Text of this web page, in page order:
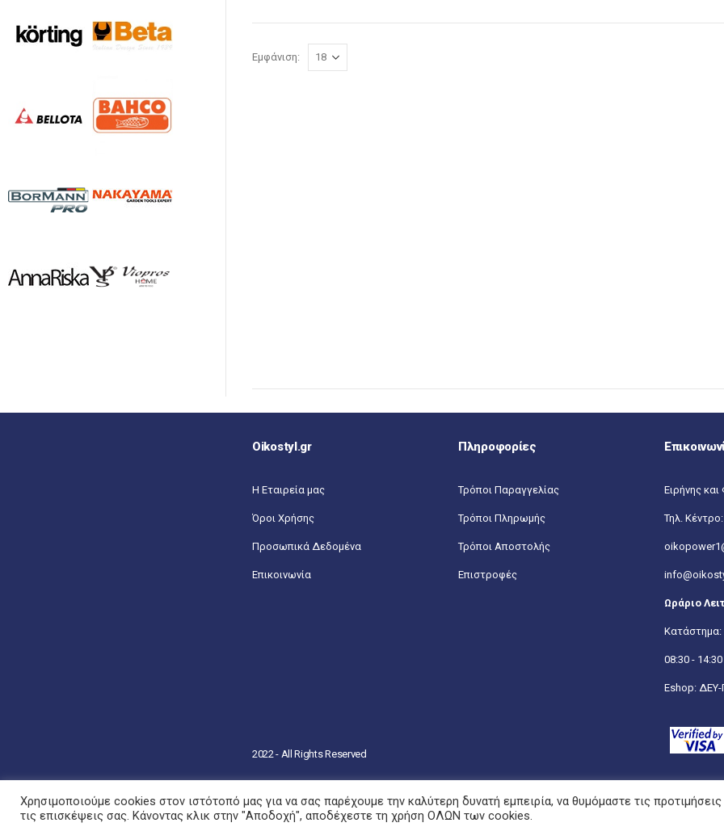
Εμφάνιση:
Oikostyl.gr
Η Εταιρεία μας
Όροι Χρήσης
Προσωπικά Δεδομένα
Επικοινωνία
Πληροφορίες
Τρόποι Παραγγελίας
Τρόποι Πληρωμής
Τρόποι Αποστολής
Επιστροφές
Ειρήνης και
Τηλ. Κέντρο:
Ωράριο
Κατάστημα:
08:30 - 14:30
Eshop: ΔΕΥ-
2022 - All Rights Reserved
Χρησιμοποιούμε cookies στον ιστότοπό μας για να σας παρέχουμε την καλύτερη δυνατή εμπειρία, να θυμόμαστε τις προτιμήσεις
τις επισκέψεις σας. Κάνοντας κλικ στην "Αποδοχή", αποδέχεστε τη χρήση ΟΛΩΝ των cookies.